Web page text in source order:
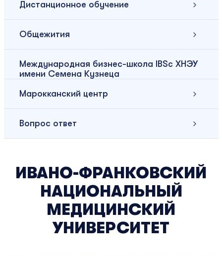
Дистанционное обучение
Общежития
Международная бизнес-школа IBSc ХНЭУ
имени Семена Кузнеца
Марокканский центр
Вопрос ответ
ИВАНО-ФРАНКОВСКИЙ
НАЦИОНАЛЬНЫЙ
МЕДИЦИНСКИЙ
УНИВЕРСИТЕТ